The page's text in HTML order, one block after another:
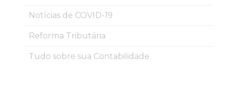
Notícias de COVID-19
Reforma Tributária
Tudo sobre sua Contabilidade